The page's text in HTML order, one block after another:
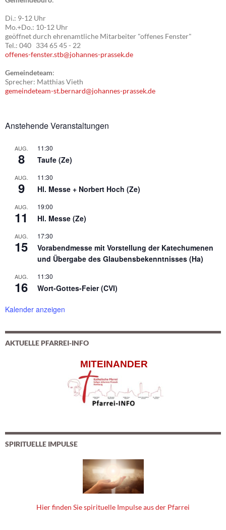
Di.: 9-12 Uhr
Mo.+Do.: 10-12 Uhr
geöffnet durch ehrenamtliche Mitarbeiter "offenes Fenster"
Tel.: 040 334 65 45 - 22
offenes-fenster.stb@johannes-prassek.de
Gemeindeteam:
Sprecher: Matthias Vieth
gemeindeteam-st.bernard@johannes-prassek.de
Anstehende Veranstaltungen
AUG.
8
11:30
Taufe (Ze)
AUG.
9
11:30
Hl. Messe + Norbert Hoch (Ze)
AUG.
11
19:00
Hl. Messe (Ze)
AUG.
15
17:30
Vorabendmesse mit Vorstellung der Katechumenen
und Übergabe des Glaubensbekenntnisses (Ha)
AUG.
16
11:30
Wort-Gottes-Feier (CVI)
Kalender anzeigen
AKTUELLE PFARREI-INFO
MITEINANDER
SPIRITUELLE IMPULSE
Hier finden Sie spirituelle Impulse aus der Pfarrei